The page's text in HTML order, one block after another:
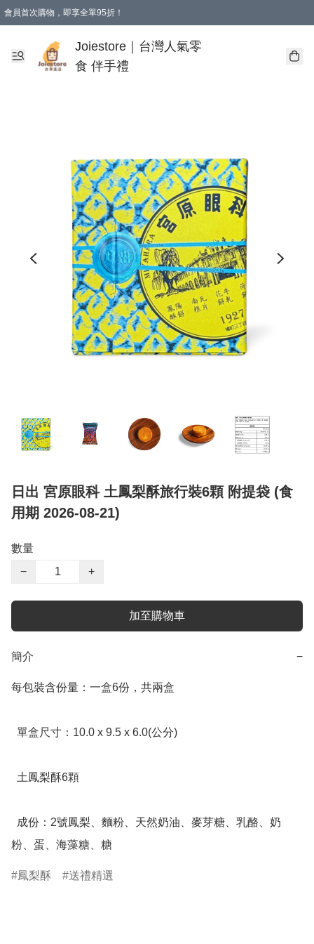
會員首次購物，即享全單95折！
購物滿 HKD 350.00即享免運費優惠！（適用於 本地送貨、本地取貨 )
Joiestore｜台灣人氣零
食 伴手禮
日出 宮原眼科 土鳳梨酥旅行裝6顆 附提袋 (食
用期 2026-08-21)
數量
−
+
加至購物車
簡介 −
每包裝含份量：一盒6份，共兩盒
粉、蛋、海藻糖、糖
鳳梨酥 送禮精選